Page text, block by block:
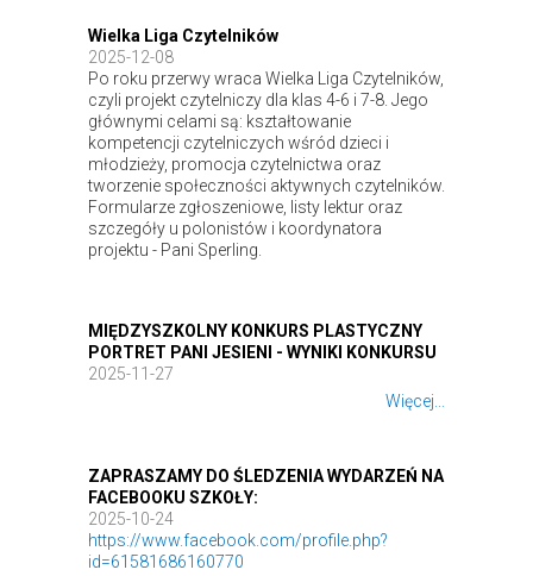
Wielka Liga Czytelników
2025-12-08
Po roku przerwy wraca Wielka Liga Czytelników,
czyli projekt czytelniczy dla klas 4-6 i 7-8. Jego
głównymi celami są: kształtowanie
kompetencji czytelniczych wśród dzieci i
młodzieży, promocja czytelnictwa oraz
tworzenie społeczności aktywnych czytelników.
Formularze zgłoszeniowe, listy lektur oraz
szczegóły u polonistów i koordynatora
projektu - Pani Sperling.
MIĘDZYSZKOLNY KONKURS PLASTYCZNY
PORTRET PANI JESIENI - WYNIKI KONKURSU
2025-11-27
Więcej...
ZAPRASZAMY DO ŚLEDZENIA WYDARZEŃ NA
FACEBOOKU SZKOŁY:
2025-10-24
https://www.facebook.com/profile.php?
id=61581686160770